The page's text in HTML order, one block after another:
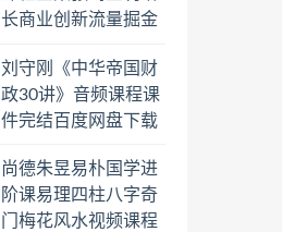
长商业创新流量掘金
盘下载学习
刘守刚《中华帝国财
政30讲》音频课程课
件完结百度网盘下载
尚德朱昱易朴国学进
阶课易理四柱八字奇
门梅花风水视频课程